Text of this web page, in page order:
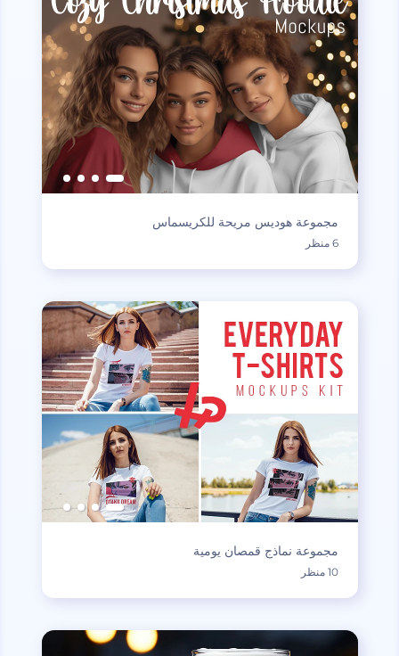
مجموعة هوديس مريحة للكريسماس
6 منظر
مجموعة نماذج قمصان يومية
10 منظر